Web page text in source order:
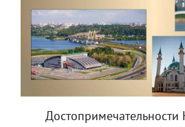
Достопримечательности